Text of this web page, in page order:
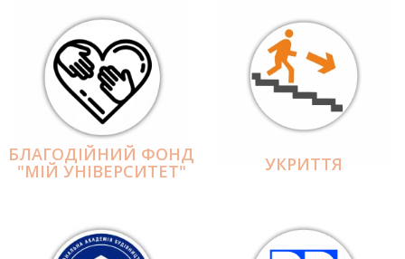
БЛАГОДІЙНИЙ ФОНД
"МІЙ УНІВЕРСИТЕТ" УКРИТТЯ